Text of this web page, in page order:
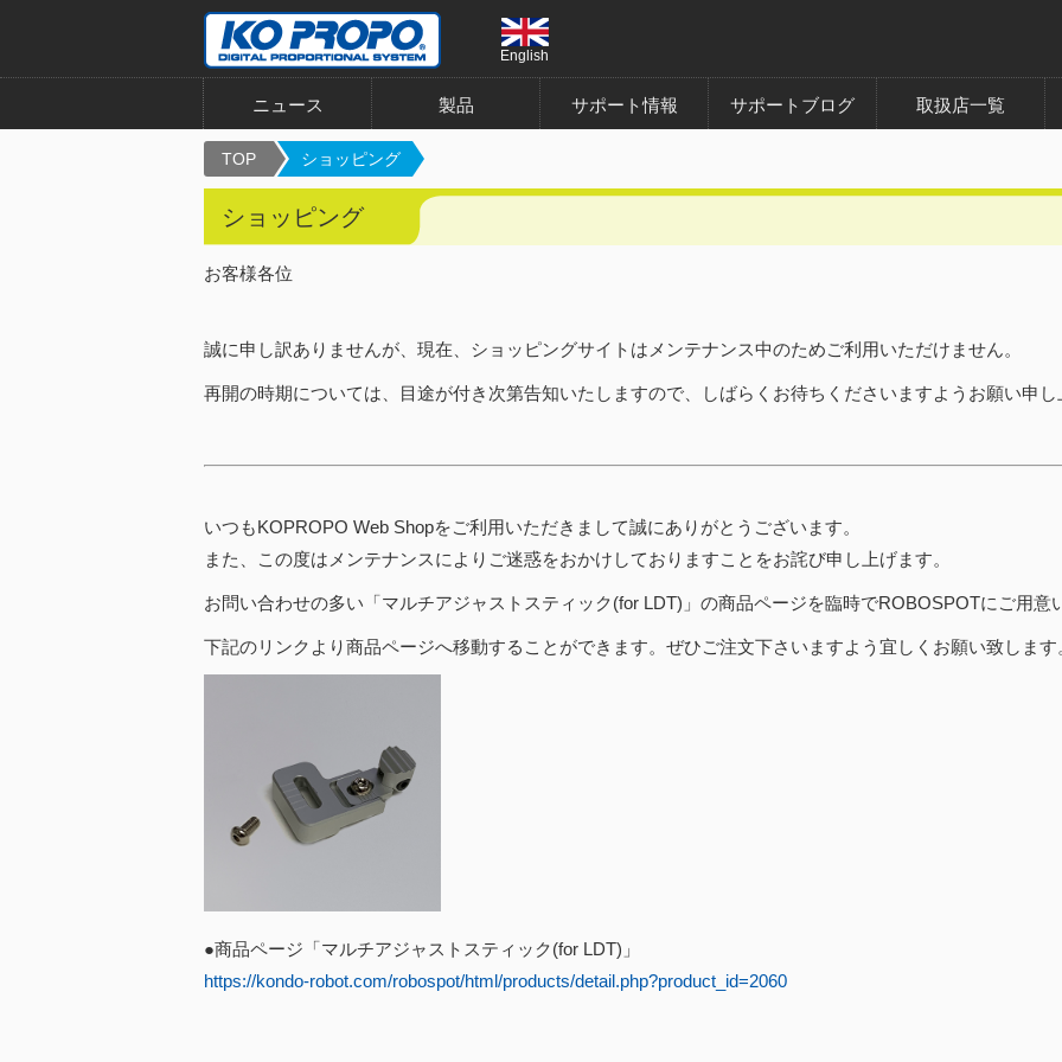
English
ニュース 製品 サポート情報 サポートブログ 取扱店一覧
TOP ショッピング
ショッピング
お客様各位
誠に申し訳ありませんが、現在、ショッピングサイトはメンテナンス中のためご利用いただけません。
再開の時期については、目途が付き次第告知いたしますので、しばらくお待ちくださいますようお願い申し
いつもKOPROPO Web Shopをご利用いただきまして誠にありがとうございます。
また、
この度はメンテナンスによりご迷惑をおかけしておりますことをお詫び申し上げます。
お問い合わせの多い「マルチアジャストスティック(for LDT)」の商品ページを臨時でROBOSPOTにご用意
下記のリンクより商品ページへ移動することができます。 ぜひご注文下さいますよう宜しくお願い致します
●商品ページ「マルチアジャストスティック(for LDT)」
https://kondo-robot.com/robospot/html/products/detail.php?product_id=2060